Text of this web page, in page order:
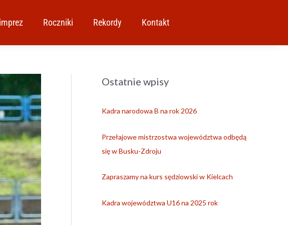
Roczniki Rekordy Kontakt
Ostatnie wpisy
Kadra narodowa B na rok 2026
Przełajowe mistrzostwa województwa odbędą
się w Busku-Zdroju
Zapraszamy na kurs sędziowski w Kielcach
Kadra województwa U16 na 2025 rok
A
c
i
w